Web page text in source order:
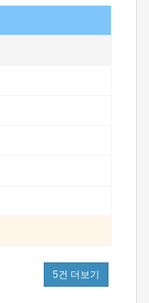
5건 더보기